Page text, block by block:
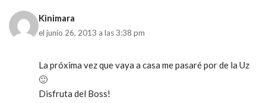
Kinimara
el junio 26, 2013 a las 3:38 pm
La próxima vez que vaya a casa me pasaré por de la Uz
🙂
Disfruta del Boss!